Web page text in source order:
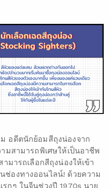
อดีตนักย้อมสีถุงน่องจาก
มสามารถพิเศษให้เป็นอาชีพ
ามารถเลือกสีถุงน่องให้เข้า
ช่องทางออนไลน์! ด้วยความ
กๆ ในจีนช่วงปี 1970s นาย